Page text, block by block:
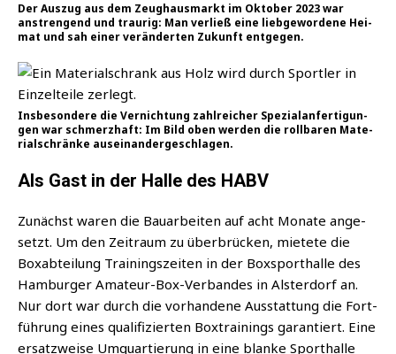
Der Aus­zug aus dem Zeug­haus­markt im Okto­ber 2023 war
anstren­gend und trau­rig: Man ver­ließ eine lieb­ge­wor­de­ne Hei­
mat und sah einer ver­än­der­ten Zukunft entgegen.
Ins­be­son­de­re die Ver­nich­tung zahl­rei­cher Spe­zi­al­an­fer­ti­gun­
gen war schmerz­haft: Im Bild oben wer­den die roll­ba­ren Mate­
ri­al­schrän­ke auseinandergeschlagen.
Als Gast in der Halle des HABV
Zunächst waren die Bau­ar­bei­ten auf acht Mona­te ange­
setzt. Um den Zeit­raum zu über­brü­cken, mie­te­te die
Box­ab­tei­lung Trai­nings­zei­ten in der Box­sport­hal­le des
Ham­bur­ger Ama­teur-Box-Ver­ban­des in Als­ter­dorf an.
Nur dort war durch die vor­han­de­ne Aus­stat­tung die Fort­
füh­rung eines qua­li­fi­zier­ten Box­trai­nings garan­tiert. Eine
ersatz­wei­se Umquar­tie­rung in eine blan­ke Sport­hal­le